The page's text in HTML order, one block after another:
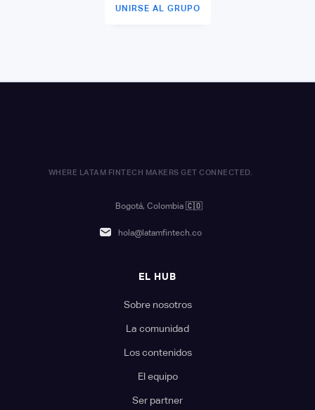
UNIRSE AL GRUPO
WHERE LATAM FINTECH MAKERS GET CONNECTED.
Bogotá, Colombia 🇨🇴
hola@latamfintech.co
EL HUB
Sobre nosotros
La comunidad
Los contenidos
El equipo
Ser partner